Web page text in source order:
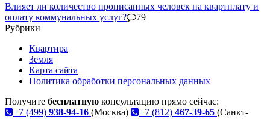
Влияет ли количество прописанных человек на квартплату и
оплату коммунальных услуг?
79
Рубрики
Квартира
Земля
Карта сайта
Политика обработки персональных данных
Получите бесплатную консультацию прямо сейчас:
+7 (499) 938-94-16 (Москва) +7 (812) 467-39-65 (Санкт-